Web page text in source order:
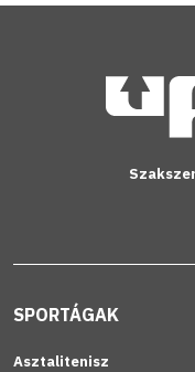
SPORTÁGAK
Asztalitenisz